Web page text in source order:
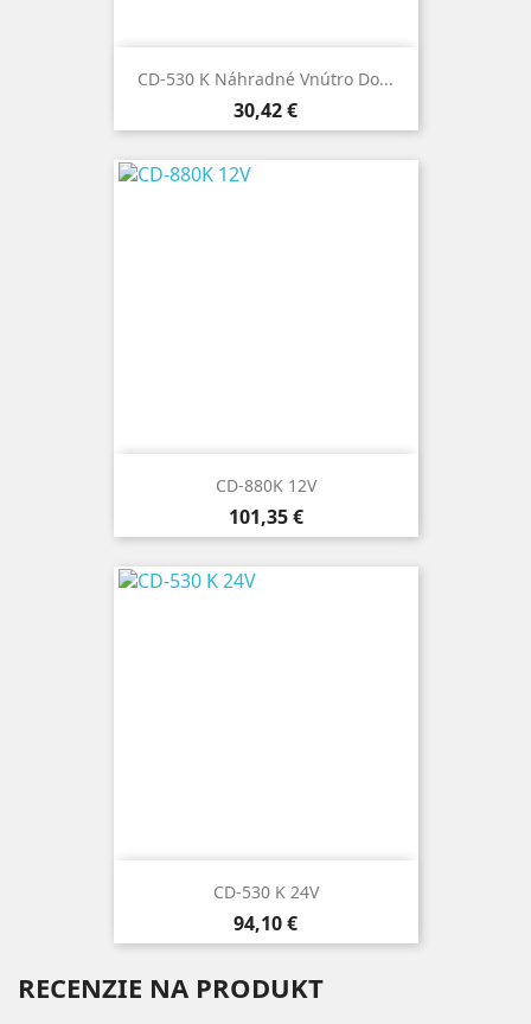
CD-530 K Náhradné Vnútro Do...
Cena
30,42 €
CD-880K 12V
Cena
101,35 €
CD-530 K 24V
Cena
94,10 €
RECENZIE NA PRODUKT